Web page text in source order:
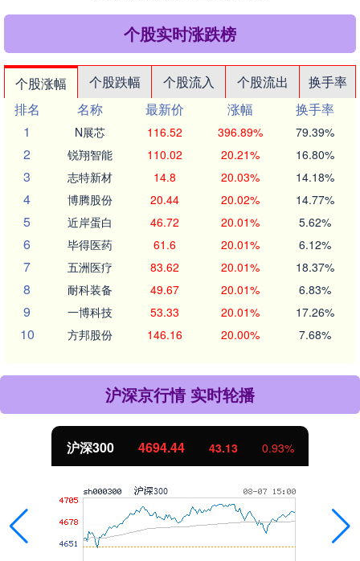
个股实时涨跌榜
个股涨幅 个股跌幅 个股流入 个股流出
换手率
排名
名称 最新价 涨幅
换手率
1
N展芯 116.52 396.89% 79.39%
2 锐翔智能 110.02 20.21% 16.80%
3 志特新材 14.8 20.03% 14.18%
4 博腾股份 20.44 20.02% 14.77%
5 近岸蛋白 46.72 20.01% 5.62%
6 毕得医药 61.6 20.01% 6.12%
7 五洲医疗 83.62 20.01% 18.37%
8 耐科装备 49.67 20.01% 6.83%
9 一博科技 53.33 20.01% 17.26%
10 方邦股份 146.16 20.00% 7.68%
沪深京行情 实时轮播
0.93% 北证50 1134.24